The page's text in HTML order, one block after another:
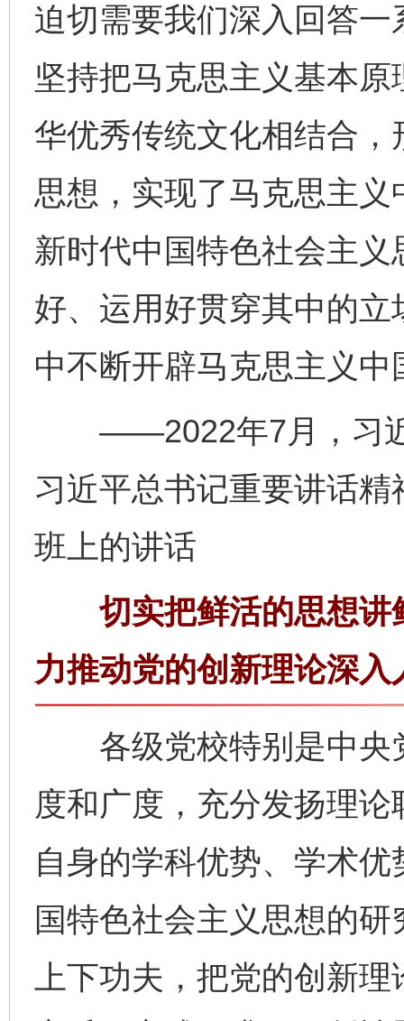
迫切需要我们深入回答
坚持把马克思主义基本
华优秀传统文化相结合
思想，实现了马克思主
新时代中国特色社会主
好、运用好贯穿其中的
中不断开辟马克思主义
——2022年7月，习近
习近平总书记重要讲话
班上的讲话
切实把鲜活的思想讲
力推动党的创新理论深入
各级党校特别是中央
度和广度，充分发扬理
自身的学科优势、学术
国特色社会主义思想的
上下功夫，把党的创新